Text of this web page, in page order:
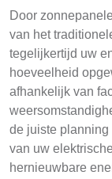
Door
van het
tegelijkertijd uw
hoeveelheid
afhankelijk van
de juiste planning
van uw
hernieuwbare